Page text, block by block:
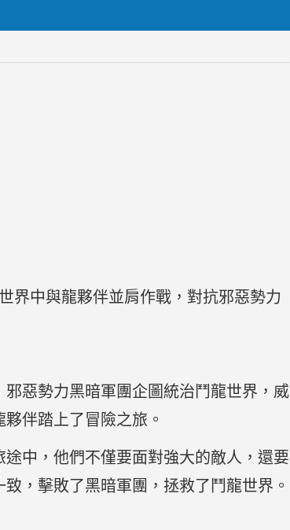
界中與龍夥伴並肩作戰，對抗邪惡勢力
惡勢力黑暗軍團企圖統治鬥龍世界，威
伴踏上了冒險之旅。
中，他們不僅要面對強大的敵人，還要
，擊敗了黑暗軍團，拯救了鬥龍世界。